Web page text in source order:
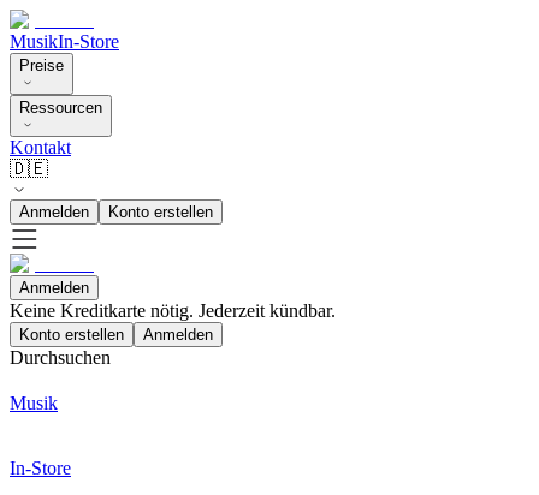
MusikIn-Store
Preise
Ressourcen
Kontakt
🇩🇪
Anmelden Konto erstellen
Anmelden
Keine Kreditkarte nötig. Jederzeit kündbar.
Konto erstellen Anmelden
Durchsuchen
Musik
In-Store